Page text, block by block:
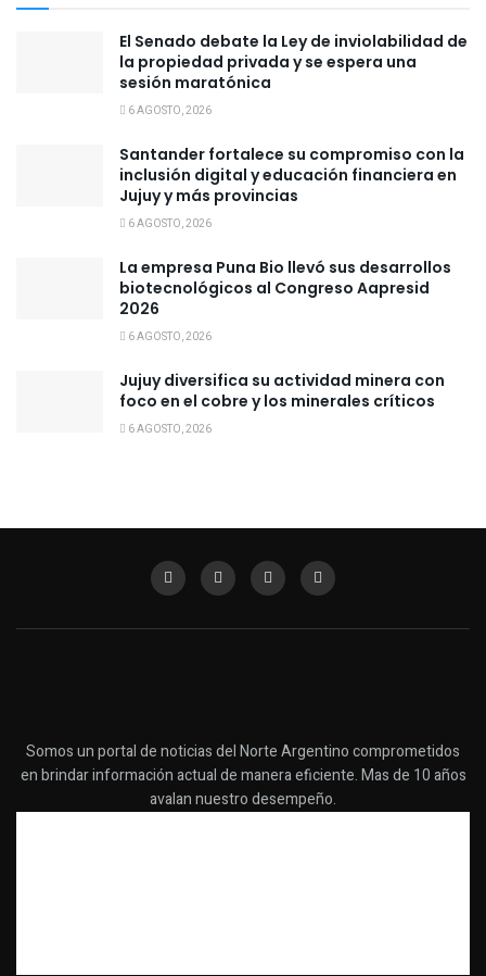
El Senado debate la Ley de inviolabilidad de
la propiedad privada y se espera una
sesión maratónica
6 AGOSTO, 2026
Santander fortalece su compromiso con la
inclusión digital y educación financiera en
Jujuy y más provincias
6 AGOSTO, 2026
La empresa Puna Bio llevó sus desarrollos
biotecnológicos al Congreso Aapresid
2026
6 AGOSTO, 2026
Jujuy diversifica su actividad minera con
foco en el cobre y los minerales críticos
6 AGOSTO, 2026
Somos un portal de noticias del Norte Argentino comprometidos
en brindar información actual de manera eficiente. Mas de 10 años
avalan nuestro desempeño.